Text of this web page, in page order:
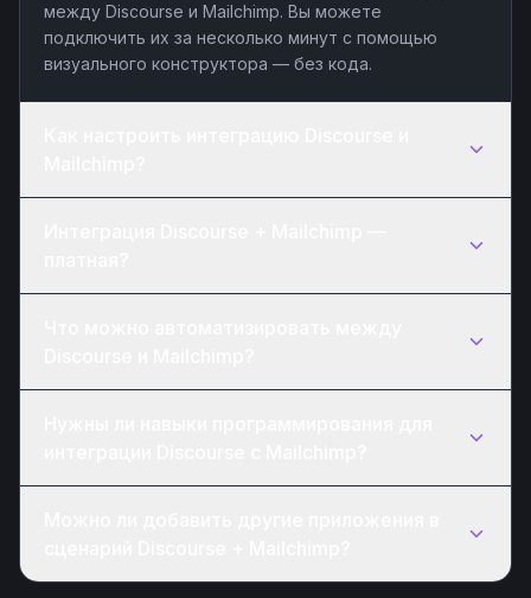
между Discourse и Mailchimp. Вы можете
подключить их за несколько минут с помощью
визуального конструктора — без кода.